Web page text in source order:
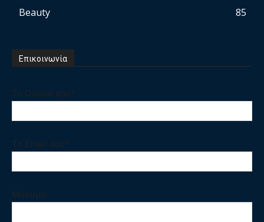
Beauty
85
Επικοινωνία
Το Ονομα σας*
Το Email σας*
Μηνυμα